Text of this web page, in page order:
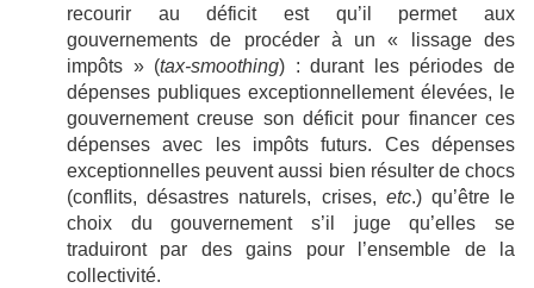
recourir au déficit est qu’il permet aux
gouvernements de procéder à un « lissage des
impôts » (tax-smoothing) : durant les périodes de
dépenses publiques exceptionnellement élevées, le
gouvernement creuse son déficit pour financer ces
dépenses avec les impôts futurs. Ces dépenses
exceptionnelles peuvent aussi bien résulter de chocs
(conflits, désastres naturels, crises, etc.) qu’être le
choix du gouvernement s’il juge qu’elles se
traduiront par des gains pour l’ensemble de la
collectivité.